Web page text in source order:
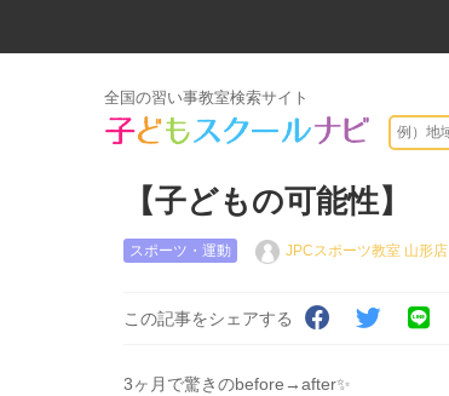
全国の習い事教室検索サイト
【子どもの可能性】
スポーツ・運動 JPCスポーツ教室 山形店
この記事をシェアする
3ヶ月で驚きのbefore→after✨